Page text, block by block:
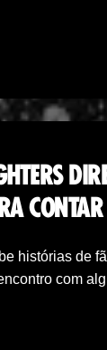
CONTAR
histórias de
com